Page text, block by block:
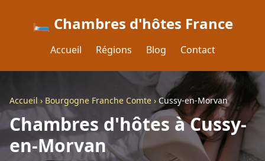
🛏️ Chambres d'hôtes France
Accueil Régions Blog Contact
Accueil › Bourgogne Franche Comte › Cussy-en-Morvan
Chambres d'hôtes à Cussy-
en-Morvan